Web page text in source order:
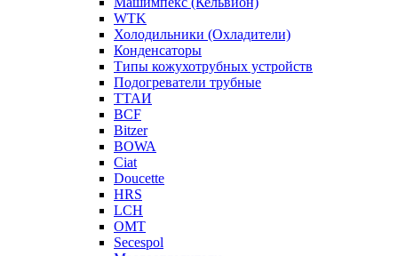
WTK
Холодильники (Охладители)
Конденсаторы
Типы кожухотрубных устройств
Подогреватели трубные
ТТАИ
BCF
Bitzer
BOWA
Ciat
Doucette
HRS
LCH
OMT
Secespol